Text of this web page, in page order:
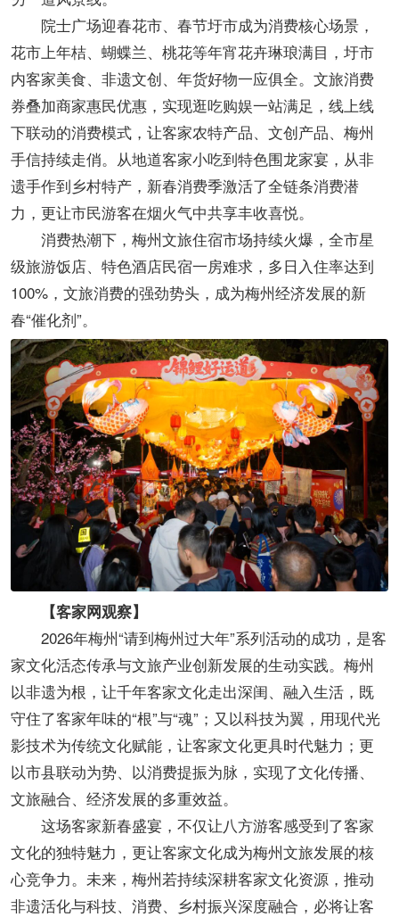
院士广场迎春花市、春节圩市成为消费核心场景，
花市上年桔、蝴蝶兰、桃花等年宵花卉琳琅满目，圩市
内客家美食、非遗文创、年货好物一应俱全。文旅消费
券叠加商家惠民优惠，实现逛吃购娱一站满足，线上线
下联动的消费模式，让客家农特产品、文创产品、梅州
手信持续走俏。从地道客家小吃到特色围龙家宴，从非
遗手作到乡村特产，新春消费季激活了全链条消费潜
力，更让市民游客在烟火气中共享丰收喜悦。
消费热潮下，梅州文旅住宿市场持续火爆，全市星
级旅游饭店、特色酒店民宿一房难求，多日入住率达到
100%，文旅消费的强劲势头，成为梅州经济发展的新
春“催化剂”。
【客家网观察】
2026年梅州“请到梅州过大年”系列活动的成功，是客
家文化活态传承与文旅产业创新发展的生动实践。梅州
以非遗为根，让千年客家文化走出深闺、融入生活，既
守住了客家年味的“根”与“魂”；又以科技为翼，用现代光
影技术为传统文化赋能，让客家文化更具时代魅力；更
以市县联动为势、以消费提振为脉，实现了文化传播、
文旅融合、经济发展的多重效益。
这场客家新春盛宴，不仅让八方游客感受到了客家
文化的独特魅力，更让客家文化成为梅州文旅发展的核
心竞争力。未来，梅州若持续深耕客家文化资源，推动
非遗活化与科技、消费、乡村振兴深度融合，必将让客